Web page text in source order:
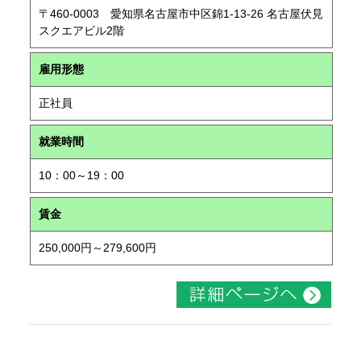
〒460-0003 愛知県名古屋市中区錦1-13-26 名古屋伏見
スクエアビル2階
雇用形態
正社員
就業時間
10：00～19：00
賃金
250,000円～279,600円